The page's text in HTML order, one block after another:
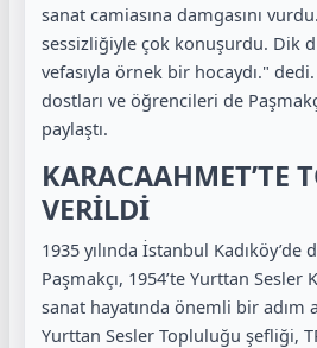
sanat camiasına damgasını
sessizliğiyle çok konuşurdu. Dik
vefasıyla örnek bir hocaydı."
dostları ve öğrencileri de
paylaştı.
KARACAAHMET’TE
VERİLDİ
1935 yılında İstanbul Kadıköy’de
Paşmakçı, 1954’te Yurttan Sesler
sanat hayatında önemli bir adım
Yurttan Sesler Topluluğu şefliği,